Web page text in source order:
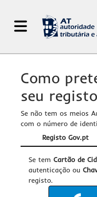
Abrir Menu de
Como
seu
Se não tem os meios
com o número de
Registo Gov.pt
Se tem Cartão de
autenticação ou
registo.